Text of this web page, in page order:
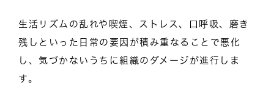
生活リズムの乱れや喫煙、ストレス、口呼吸、磨き
残しといった日常の要因が積み重なることで悪化
し、気づかないうちに組織のダメージが進行しま
す。